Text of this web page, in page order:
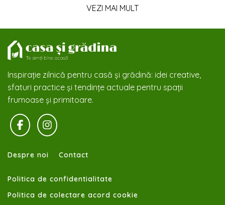
VEZI MAI MULT
Inspirație zilnică pentru casă și grădină: idei creative,
sfaturi practice și tendințe actuale pentru spații
frumoase și primitoare.
Despre noi Contact
Politica de confidentialitate
Politica de colectare acord cookie